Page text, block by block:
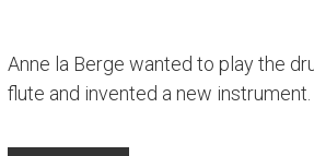
Anne la Berge wanted to play the
flute and invented a new instrument.